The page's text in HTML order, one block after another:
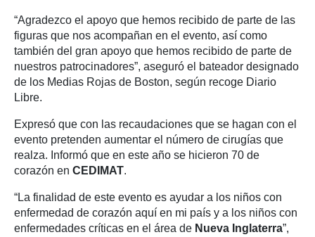
“Agradezco el apoyo que hemos recibido de parte de las
figuras que nos acompañan en el evento, así como
también del gran apoyo que hemos recibido de parte de
nuestros patrocinadores”, aseguró el bateador designado
de los Medias Rojas de Boston, según recoge Diario
Libre.
Expresó que con las recaudaciones que se hagan con el
evento pretenden aumentar el número de cirugías que
realza. Informó que en este año se hicieron 70 de
corazón en CEDIMAT.
“La finalidad de este evento es ayudar a los niños con
enfermedad de corazón aquí en mi país y a los niños con
enfermedades críticas en el área de Nueva Inglaterra”,